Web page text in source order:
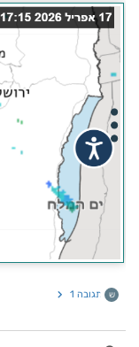
ש תגובה 1